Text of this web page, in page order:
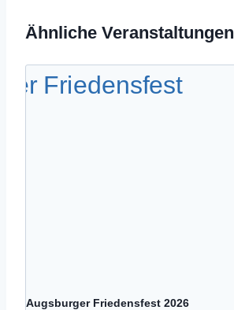
Ähnliche Veranstaltungen
Augsburger Friedensfest 2026